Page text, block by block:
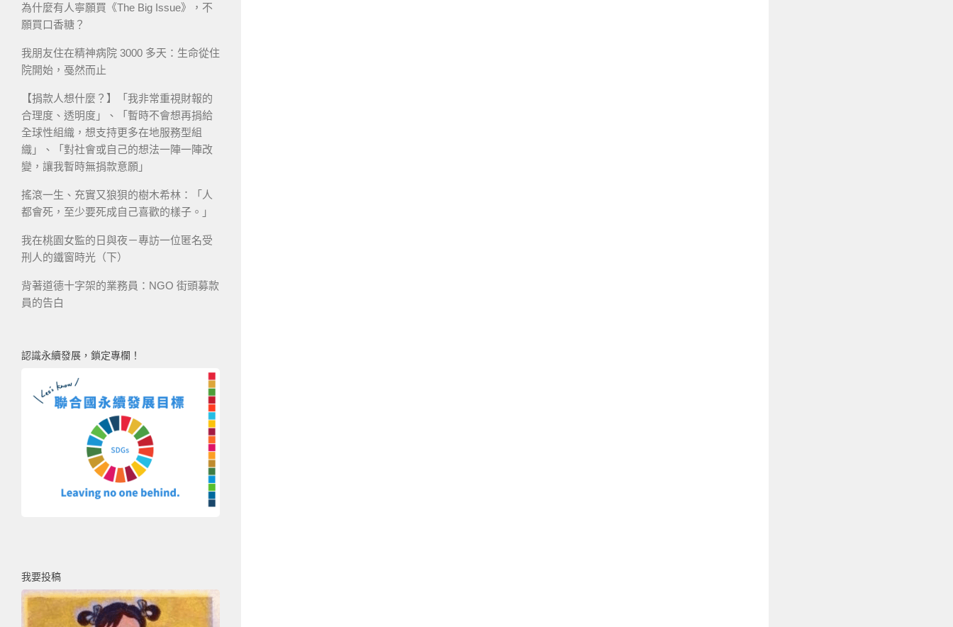
為什麼有人寧願買《The Big Issue》，不
願買口香糖？
我朋友住在精神病院 3000 多天：生命從住
院開始，戞然而止
【捐款人想什麼？】「我非常重視財報的
合理度、透明度」、「暫時不會想再捐給
全球性組織，想支持更多在地服務型組
織」、「對社會或自己的想法一陣一陣改
變，讓我暫時無捐款意願」
搖滾一生、充實又狼狽的樹木希林：「人
都會死，至少要死成自己喜歡的樣子。」
我在桃園女監的日與夜－專訪一位匿名受
刑人的鐵窗時光（下）
背著道德十字架的業務員：NGO 街頭募款
員的告白
認識永續發展，鎖定專欄！
我要投稿